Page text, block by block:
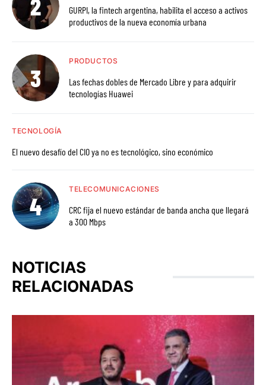
GURPI, la fintech argentina, habilita el acceso a activos
productivos de la nueva economía urbana
PRODUCTOS
Las fechas dobles de Mercado Libre y para adquirir
tecnologías Huawei
TECNOLOGÍA
El nuevo desafío del CIO ya no es tecnológico, sino económico
TELECOMUNICACIONES
CRC fija el nuevo estándar de banda ancha que llegará
a 300 Mbps
NOTICIAS
RELACIONADAS